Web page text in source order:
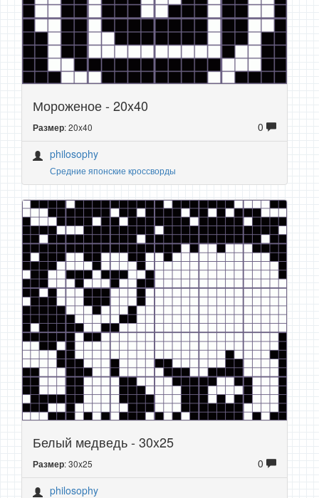
Мороженое - 20x40
Размер: 20x40
0
philosophy
Средние японские кроссворды
Белый медведь - 30x25
Размер: 30x25
0
philosophy